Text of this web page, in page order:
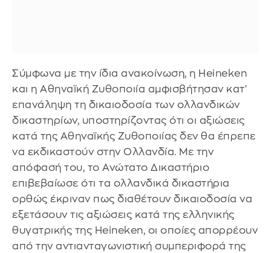
Σύμφωνα με την ίδια ανακοίνωση, η Heineken
και η Αθηναϊκή Ζυθοποιία αμφισβήτησαν κατ'
επανάληψη τη δικαιοδοσία των ολλανδικών
δικαστηρίων, υποστηρίζοντας ότι οι αξιώσεις
κατά της Αθηναϊκής Ζυθοποιίας δεν θα έπρεπε
να εκδικαστούν στην Ολλανδία. Με την
απόφασή του, το Ανώτατο Δικαστήριο
επιβεβαίωσε ότι τα ολλανδικά δικαστήρια
ορθώς έκριναν πως διαθέτουν δικαιοδοσία να
εξετάσουν τις αξιώσεις κατά της ελληνικής
θυγατρικής της Heineken, οι οποίες απορρέουν
από την αντιανταγωνιστική συμπεριφορά της